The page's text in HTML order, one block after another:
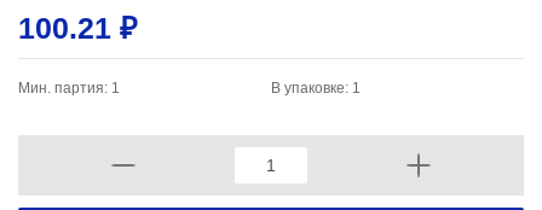
100.21 ₽
Мин. партия: 1 В упаковке: 1